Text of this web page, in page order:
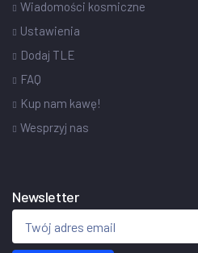
Wiadomości kosmiczne
Ustawienia
Dodaj TLE
FAQ
Kup nam kawę!
Wesprzyj nas
Newsletter